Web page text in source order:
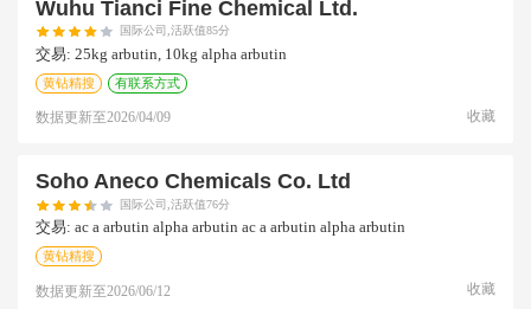
Wuhu Tianci Fine Chemical Ltd.
国际公司,活跃值85分
交易: 25kg arbutin, 10kg alpha arbutin
黄钻精搜 有联系方式
数据更新至2026/04/09 收藏
Soho Aneco Chemicals Co. Ltd
国际公司,活跃值76分
交易: ac a arbutin alpha arbutin ac a arbutin alpha arbutin
黄钻精搜
数据更新至2026/06/12 收藏